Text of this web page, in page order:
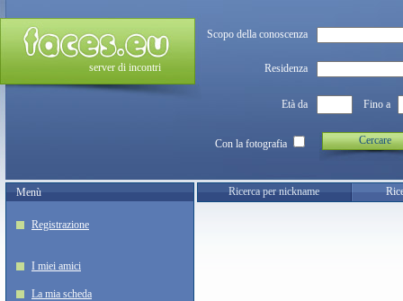
server di incontri
Scopo della conoscenza
Residenza
Età da Fino a
Con la fotografia Cercare
Menù
Registrazione
I miei amici
La mia scheda
Ricerca per nickname